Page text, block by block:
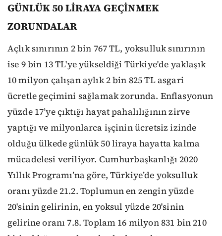
GÜNLÜK 50 LİRAYA GEÇİNMEK
ZORUNDALAR
Açlık sınırının 2 bin 767 TL, yoksulluk sınırının
ise 9 bin 13 TL'ye yükseldiği Türkiye'de yaklaşık
10 milyon çalışan aylık 2 bin 825 TL asgari
ücretle geçimini sağlamak zorunda. Enflasyonun
yüzde 17’ye çıktığı hayat pahalılığının zirve
yaptığı ve milyonlarca işçinin ücretsiz izinde
olduğu ülkede günlük 50 liraya hayatta kalma
mücadelesi veriliyor. Cumhurbaşkanlığı 2020
Yıllık Programı’na göre, Türkiye’de yoksulluk
oranı yüzde 21.2. Toplumun en zengin yüzde
20'sinin gelirinin, en yoksul yüzde 20'sinin
gelirine oranı 7.8. Toplam 16 milyon 831 bin 210